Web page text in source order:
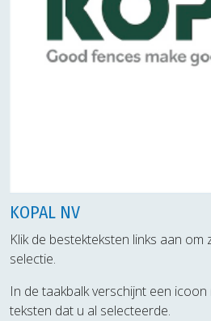
KOPAL NV
Klik de bestekteksten links aan
selectie.
In de taakbalk verschijnt een
teksten dat u al selecteerde.